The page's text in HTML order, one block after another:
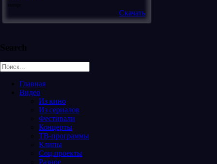
kvvopr
Скачать
Search
Главная
Видео
Из кино
Из сериалов
Фестивали
Концерты
ТВ-программы
Клипы
Соц.проекты
Разное